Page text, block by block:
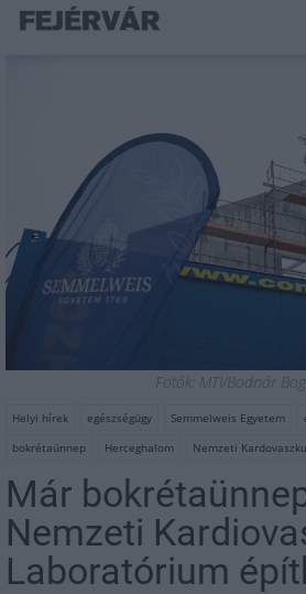
Fotók: MTI/Bodnár
Helyi hírek egészségügy Semmelweis Egyetem
bokrétaünnep
Herceghalom Nemzeti
Már
Nemzeti
Laboratórium